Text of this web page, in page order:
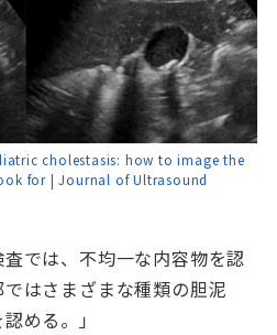
cholestasis: how to image the
for | Journal of Ultrasound
では、不均一な内容物を認
はさまざまな種類の胆泥
める。」